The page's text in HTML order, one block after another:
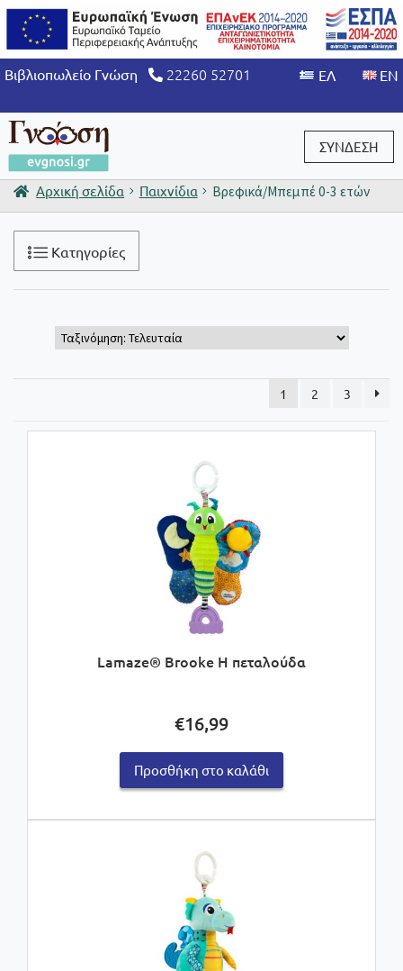
Βιβλιοπωλείο Γνώση 22260 52701
ΣΥΝΔΕΣΗ
Είσοδος / Εγγραφή
Αρχική σελίδα Παιχνίδια Βρεφικά/Μπεμπέ 0-3 ετών
Κατηγορίες
1 2 3
Lamaze® Brooke Η πεταλούδα
€16,99
Προσθήκη στο καλάθι